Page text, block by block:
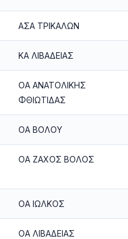
ΑΣΑ ΤΡΙΚΑΛΩΝ
ΚΑ ΛΙΒΑΔΕΙΑΣ
ΟΑ ΑΝΑΤΟΛΙΚΗΣ
ΦΘΙΩΤΙΔΑΣ
ΟΑ ΒΟΛΟΥ
ΟΑ ΖΑΧΟΣ ΒΟΛΟΣ
ΟΑ ΙΩΛΚΟΣ
ΟΑ ΛΙΒΑΔΕΙΑΣ